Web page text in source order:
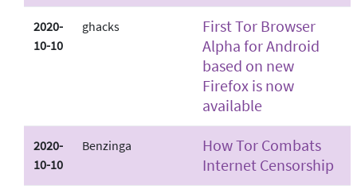
2020-
10-10
ghacks
First Tor Browser
Alpha for Android
based on new
Firefox is now
available
2020-
10-10
Benzinga
How Tor Combats
Internet Censorship